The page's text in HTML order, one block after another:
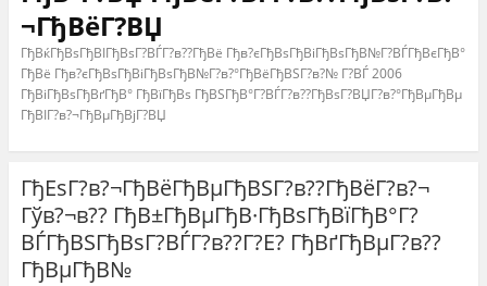
¬ГђВёГ?ВЏ
ГђВќГђВѕГђВІГђВѕГ?ВЃГ?в??ГђВё Гђв?єГђВѕГђВіГђВѕГђВ№Г?ВЃГђВєГђВ°
ГђВё Гђв?єГђВѕГђВіГђВѕГђВ№Г?в?°ГђВёГђВЅГ?в?№ Г?ВЃ 2006
ГђВіГђВѕГђВґГђВ° ГђВїГђВѕ ГђВЅГђВ°Г?ВЃГ?в??ГђВѕГ?ВЏГ?в?°ГђВµГђВµ
ГђВІГ?в?¬ГђВµГђВјГ?ВЏ
ГђЕѕГ?в?¬ГђВёГђВµГђВЅГ?в??ГђВёГ?в?¬
Гўв?¬в?? ГђВ±ГђВµГђВ·ГђВѕГђВїГђВ°Г?
ВЃГђВЅГђВѕГ?ВЃГ?в??Г?Е? ГђВґГђВµГ?в??
ГђВµГђВ№